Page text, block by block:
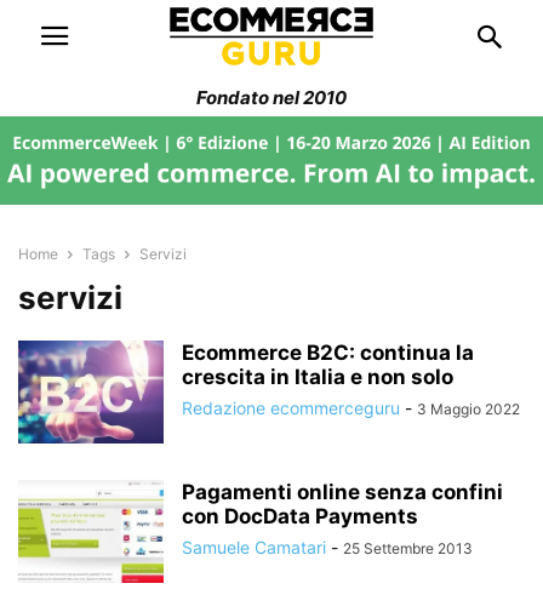
Fondato nel 2010
Home Tags Servizi
servizi
Ecommerce B2C: continua la
crescita in Italia e non solo
Redazione ecommerceguru - 3 Maggio 2022
Pagamenti online senza confini
con DocData Payments
Samuele Camatari - 25 Settembre 2013